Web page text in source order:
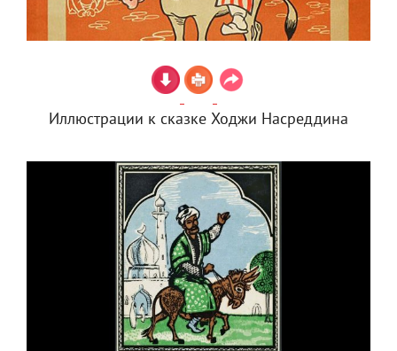
Иллюстрации к сказке Ходжи Насреддина